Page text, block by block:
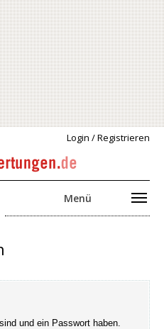
Login / Registrieren
Menü
und ein Passwort haben.